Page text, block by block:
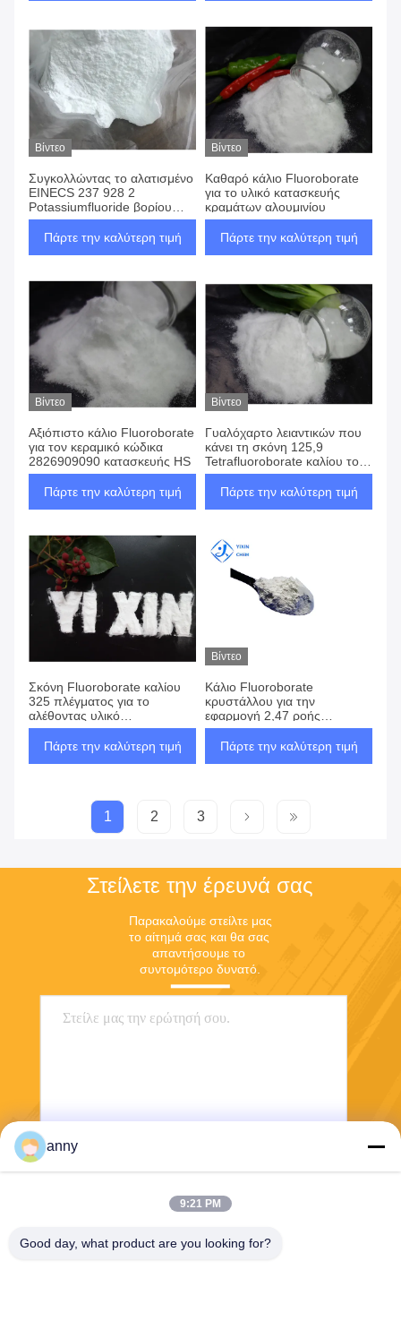
Βίντεο
Συγκολλώντας το αλατισμένο
EINECS 237 928 2
Potassiumfluoride βορίου
φθοριδίου ροής
Πάρτε την καλύτερη τιμή
Βίντεο
Καθαρό κάλιο Fluoroborate
για το υλικό κατασκευής
κραμάτων αλουμινίου
Πάρτε την καλύτερη τιμή
Βίντεο
Αξιόπιστο κάλιο Fluoroborate
για τον κεραμικό κώδικα
2826909090 κατασκευής HS
Πάρτε την καλύτερη τιμή
Βίντεο
Γυαλόχαρτο λειαντικών που
κάνει τη σκόνη 125,9
Tetrafluoroborate καλίου το
μοριακό βάρος
Πάρτε την καλύτερη τιμή
Σκόνη Fluoroborate καλίου
325 πλέγματος για το
αλέθοντας υλικό
εργοστασίων αργιλικών
αλάτων
Πάρτε την καλύτερη τιμή
Βίντεο
Κάλιο Fluoroborate
κρυστάλλου για την
εφαρμογή 2,47 ροής
συγκεκριμένη πυκνότητα
Πάρτε την καλύτερη τιμή
1 2 3
Στείλετε την έρευνά σας
Παρακαλούμε στείλτε μας
το αίτημά σας και θα σας
απαντήσουμε το
συντομότερο δυνατό.
Στείλε
anny
9:21 PM
Good day, what product are you looking for?